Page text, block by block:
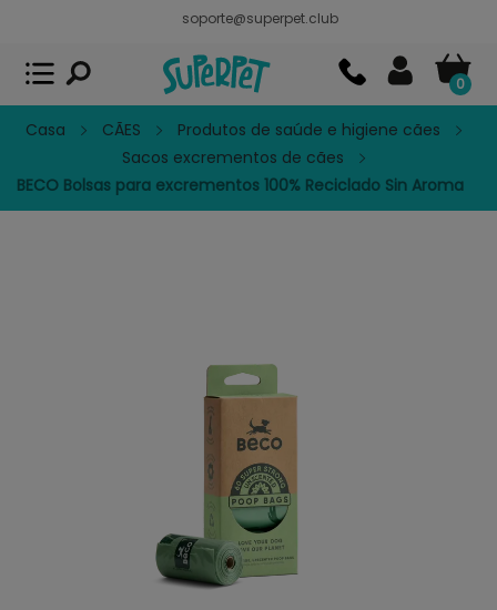
soporte@superpet.club
0
Casa CÃES
Produtos de saúde e higiene cães
Sacos excrementos de cães
BECO Bolsas para excrementos 100% Reciclado Sin Aroma
Superpet, comida para mascotas
APP GRATIS - En Google Play